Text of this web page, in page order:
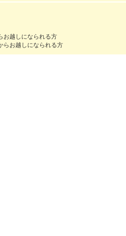
お越しになられる方
らお越しになられる方